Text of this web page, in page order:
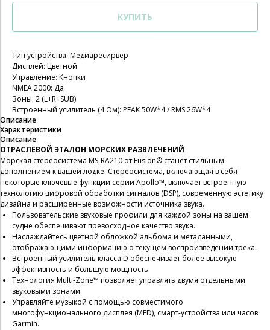
КУПИТЬ
Тип устройства: Медиаресирвер
Дисплей: Цветной
Управление: Кнопки
NMEA 2000: Да
Зоны: 2 (L+R+SUB)
Встроенный усилитель (4 Ом): PEAK 50W*4 / RMS 26W*4
Описание
Характеристики
Описание
ОТРАСЛЕВОЙ ЭТАЛОН МОРСКИХ РАЗВЛЕЧЕНИЙ
Морская стереосистема MS-RA210 от Fusion® станет стильным
дополнением к вашей лодке. Стереосистема, включающая в себя
некоторые ключевые функции серии Apollo™, включает встроенную
технологию цифровой обработки сигналов (DSP), современную эстетику
дизайна и расширенные возможности источника звука.
Пользовательские звуковые профили для каждой зоны на вашем
судне обеспечивают превосходное качество звука.
Наслаждайтесь цветной обложкой альбома и метаданными,
отображающими информацию о текущем воспроизведении трека.
Встроенный усилитель класса D обеспечивает более высокую
эффективность и большую мощность.
Технология Multi-Zone™ позволяет управлять двумя отдельными
звуковыми зонами.
Управляйте музыкой с помощью совместимого
многофункционального дисплея (MFD), смарт-устройства или часов
Garmin.